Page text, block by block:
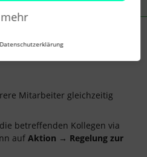
Mitarbeiter gleichzeitig
betreffenden Kollegen via
auf Aktion → Regelung zur
mehr
Datenschutzerklärung